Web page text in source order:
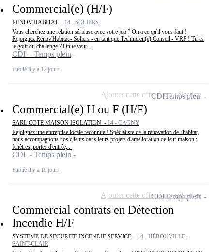
Commercial(e) (H/F)
RENOV'HABITAT - 14 - SOLIERS
Vous cherchez une relation sérieuse avec votre job ? On a ce qu'il vous faut !
Rejoignez Rénov'Habitat - Soliers - en tant que Technicien(e) Conseil - VRP ! Tu as
le goût du challenge ? On te veut...
CDI - Temps plein
Publié il y a 12 jours
Commercial(e) H ou F (H/F)
SARL COTE MAISON ISOLATION - 14 - CAGNY
Rejoignez une entreprise locale reconnue ! Spécialiste de la rénovation de l'habitat,
nous accompagnons nos clients dans leurs projets d'amélioration de leur maison :
fenêtres, portes d'entrée,...
CDI - Temps plein
Publié il y a 19 jours
CDITemps plein
Ajouter cette offre à ma sélection
Commercial contrats en Détection
Incendie H/F
SYSTEME DE SECURITE INCENDIE SERVICE - 14 - HÉROUVILLE-
SAINT-CLAIR
CDITemps plein
Ajouter cette offre à ma sélection